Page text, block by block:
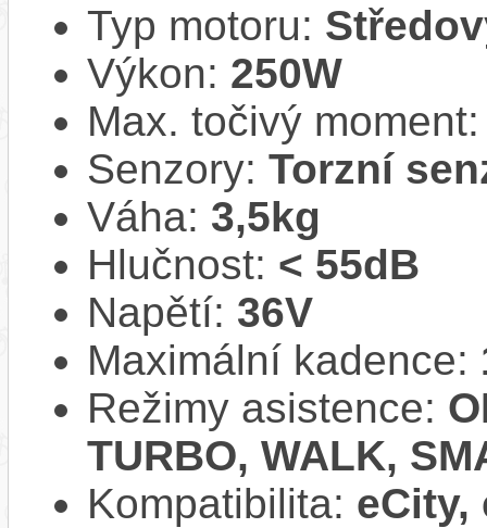
Typ motoru:
Výkon: 250W
Max. točivý
Senzory: Torzní
Váha: 3,5kg
Hlučnost: < 55dB
Napětí: 36V
Maximální kadence:
Režimy asistence:
TURBO, WALK,
Kompatibilita: eCity,